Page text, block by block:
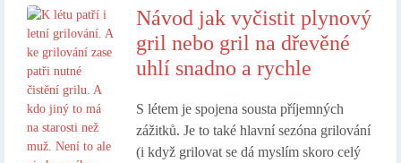
Osobní
Apple iPad
Práce
Návod jak vyčistit plynový
gril nebo gril na dřevěné
uhlí snadno a rychle
S létem je spojena sousta příjemných
zážitků. Je to také hlavní sezóna grilování
(i když grilovat se dá myslím skoro celý